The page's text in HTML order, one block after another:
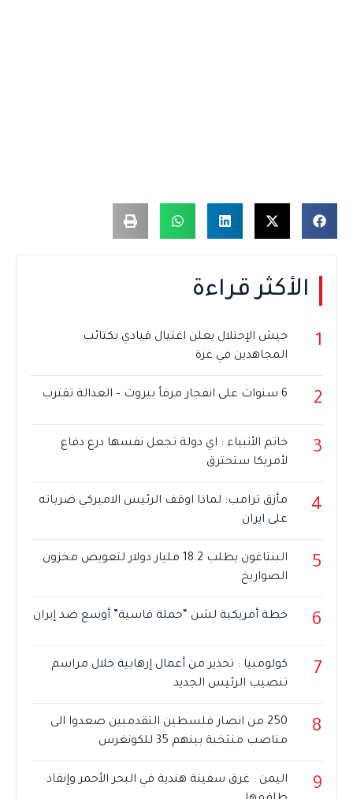
الأكثر قراءة
1
جيش الإحتلال يعلن اغتيال قيادي بكتائب
المجاهدين في غزة
2 6 سنوات على انفجار مرفأ بيروت – العدالة تقترب
3
خاتم الأنبياء : اي دولة تجعل نفسها درع دفاع
لأمريكا ستحترق
4
مأزق ترامب: لماذا اوقف الرئيس الاميركي ضرباته
على ايران
5
البنتاغون يطلب 18.2 مليار دولار لتعويض مخزون
الصواريخ
6 خطة أمريكية لشن “حملة قاسية” أوسع ضد إيران
7
كولومبيا : تحذير من أعمال إرهابية خلال مراسم
تنصيب الرئيس الجديد
8
250 من انصار فلسطين التقدميين صعدوا الى
مناصب منتخبة بينهم 35 للكونغرس
9
اليمن : غرق سفينة هندية في البحر الأحمر وإنقاذ